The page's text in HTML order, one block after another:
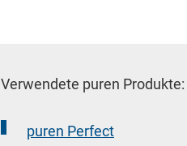
Verwendete puren Produkte:
puren Perfect